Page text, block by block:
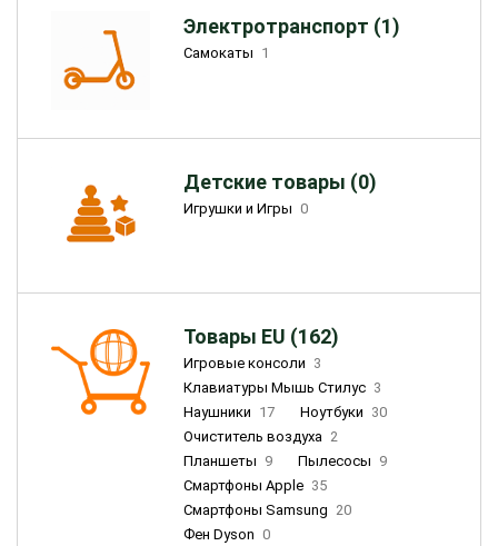
Электротранспорт (1)
Самокаты 1
Детские товары (0)
Игрушки и Игры 0
Товары EU (162)
Игровые консоли 3
Клавиатуры Мышь Стилус 3
Наушники 17 Ноутбуки 30
Очиститель воздуха 2
Планшеты 9 Пылесосы 9
Смартфоны Apple 35
Смартфоны Samsung 20
Фен Dyson 0